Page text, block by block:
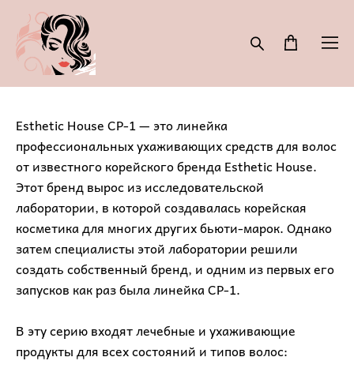
Esthetic House СР-1 — это линейка
профессиональных ухаживающих средств для волос
от известного корейского бренда Esthetic House.
Этот бренд вырос из исследовательской
лаборатории, в которой создавалась корейская
косметика для многих других бьюти-марок. Однако
затем специалисты этой лаборатории решили
создать собственный бренд, и одним из первых его
запусков как раз была линейка СР-1.
В эту серию входят лечебные и ухаживающие
продукты для всех состояний и типов волос: